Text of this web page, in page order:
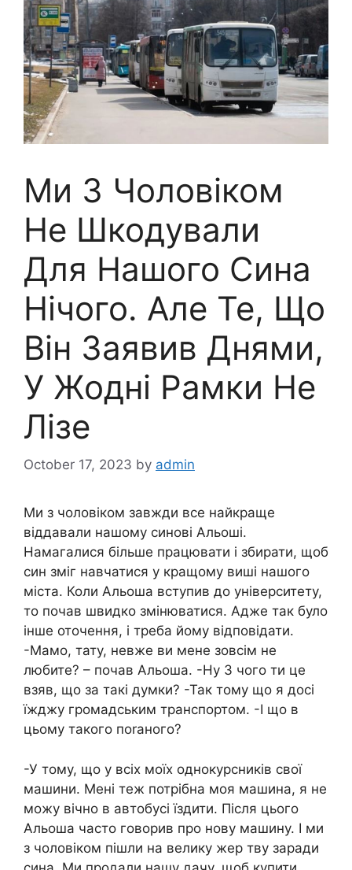
Ми З Чоловіком
Не Шкодували
Для Нашого Сина
Нічого. Але Те, Що
Він Заявив Днями,
У Жодні Рамки Не
Лізе
October 17, 2023 by admin
Ми з чоловіком завжди все найкраще
віддавали нашому синові Альоші.
Намагалися більше працювати і збирати, щоб
син зміг навчатися у кращому виші нашого
міста. Коли Альоша вступив до університету,
то почав швидко змінюватися. Адже так було
інше оточення, і треба йому відповідати.
-Мамо, тату, невже ви мене зовсім не
любите? – почав Альоша. -Ну З чого ти це
взяв, що за такі думки? -Так тому що я досі
їжджу громадським транспортом. -І що в
цьому такого поrаного?
-У тому, що у всіх моїх однокурсників свої
машини. Мені теж потрібна моя машина, я не
можу вічно в автобусі їздити. Після цього
Альоша часто говорив про нову машину. І ми
з чоловіком пішли на велику жер тву заради